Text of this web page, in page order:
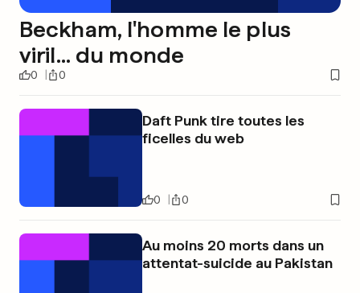
Beckham, l'homme le plus
viril... du monde
0 0
Daft Punk tire toutes les
ficelles du web
0 0
Au moins 20 morts dans un
attentat-suicide au Pakistan